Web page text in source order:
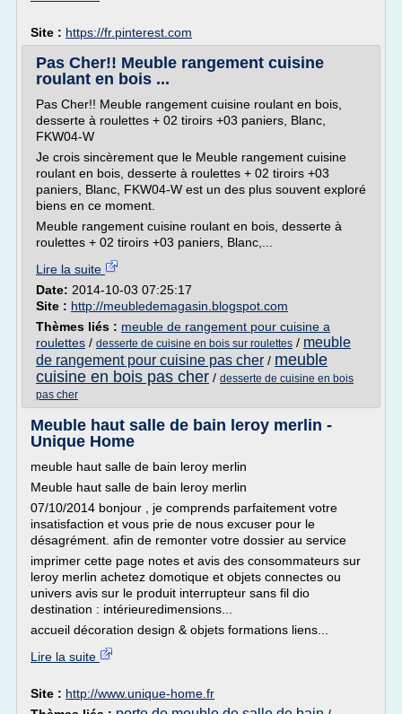
Site : https://fr.pinterest.com
Pas Cher!! Meuble rangement cuisine
roulant en bois ...
Pas Cher!! Meuble rangement cuisine roulant en bois,
desserte à roulettes + 02 tiroirs +03 paniers, Blanc,
FKW04-W
Je crois sincèrement que le Meuble rangement cuisine
roulant en bois, desserte à roulettes + 02 tiroirs +03
paniers, Blanc, FKW04-W est un des plus souvent exploré
biens en ce moment.
Meuble rangement cuisine roulant en bois, desserte à
roulettes + 02 tiroirs +03 paniers, Blanc,...
Lire la suite
Date: 2014-10-03 07:25:17
Site : http://meubledemagasin.blogspot.com
Thèmes liés : meuble de rangement pour cuisine a
roulettes / desserte de cuisine en bois sur roulettes / meuble
de rangement pour cuisine pas cher / meuble
cuisine en bois pas cher / desserte de cuisine en bois
pas cher
Meuble haut salle de bain leroy merlin -
Unique Home
meuble haut salle de bain leroy merlin
Meuble haut salle de bain leroy merlin
07/10/2014 bonjour , je comprends parfaitement votre
insatisfaction et vous prie de nous excuser pour le
désagrément. afin de remonter votre dossier au service
imprimer cette page notes et avis des consommateurs sur
leroy merlin achetez domotique et objets connectes ou
univers avis sur le produit interrupteur sans fil dio
destination : intérieuredimensions...
accueil décoration design & objets formations liens...
Lire la suite
Site : http://www.unique-home.fr